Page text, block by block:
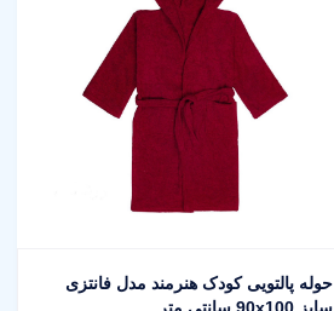
حوله پالتویی کودک هنرمند مدل فانتزی